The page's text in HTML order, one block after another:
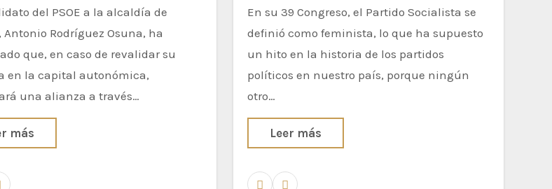
Antonio Rodríguez Osuna, ha
que, en caso de revalidar su
en la capital autonómica,
una alianza a través…
más
En su 39 Congreso, el Partido Socialista se
definió como feminista, lo que ha supuesto
un hito en la historia de los partidos
políticos en nuestro país, porque ningún
otro…
Leer más